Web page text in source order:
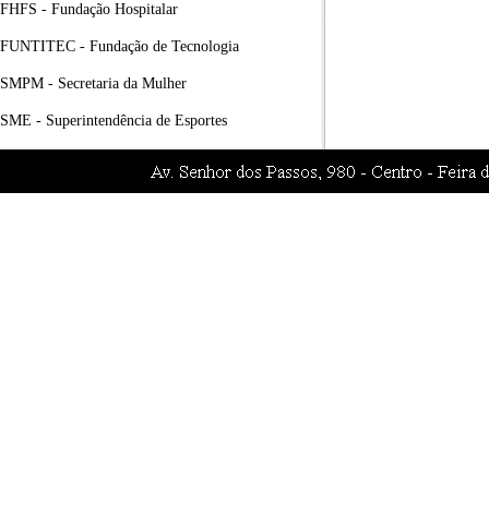
FHFS - Fundação Hospitalar
FUNTITEC - Fundação de Tecnologia
SMPM - Secretaria da Mulher
SME - Superintendência de Esportes